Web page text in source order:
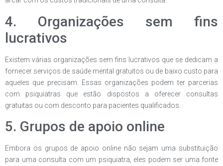
4. Organizações sem fins
lucrativos
Existem várias organizações sem fins lucrativos que se dedicam a
fornecer serviços de saúde mental gratuitos ou de baixo custo para
aqueles que precisam. Essas organizações podem ter parcerias
com psiquiatras que estão dispostos a oferecer consultas
gratuitas ou com desconto para pacientes qualificados.
5. Grupos de apoio online
Embora os grupos de apoio online não sejam uma substituição
para uma consulta com um psiquiatra, eles podem ser uma fonte